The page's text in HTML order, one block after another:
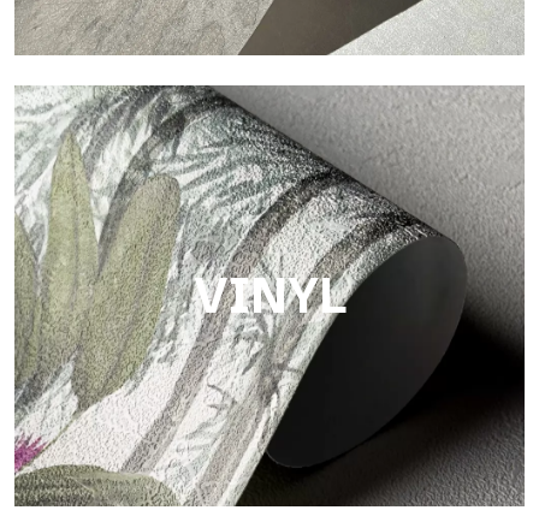
Touch
Oberfläche mit faseriger und unregelmäßiger Struktur und
einer weichen Textur, die Wärme und Authentizität vermittelt.
VINYL